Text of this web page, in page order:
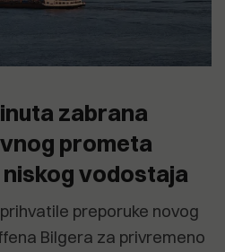
zabrana
prometa
vodostaja
preporuke novog
Bilgera za privremeno